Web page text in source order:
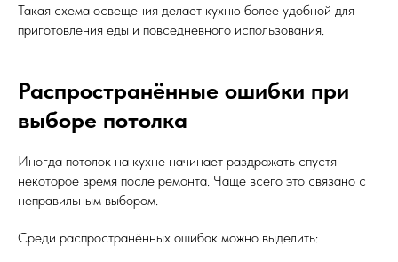
Такая схема освещения делает кухню более удобной для
приготовления еды и повседневного использования.
Распространённые ошибки при
выборе потолка
Иногда потолок на кухне начинает раздражать спустя
некоторое время после ремонта. Чаще всего это связано с
неправильным выбором.
Среди распространённых ошибок можно выделить: